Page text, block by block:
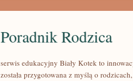
Poradnik Rodzica
serwis edukacyjny Biały Kotek to
została przygotowana z myślą o